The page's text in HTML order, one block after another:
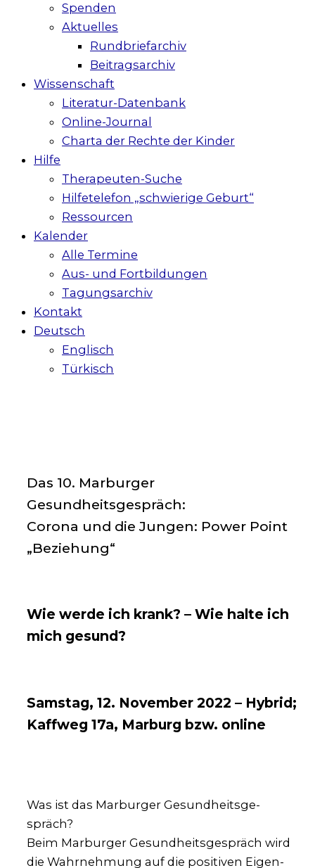
Spenden
Aktuelles
Rundbriefarchiv
Beitragsarchiv
Wissenschaft
Literatur-Datenbank
Online-Journal
Charta der Rechte der Kinder
Hilfe
Therapeuten-Suche
Hilfetelefon „schwierige Geburt“
Ressourcen
Kalender
Alle Termine
Aus- und Fortbildungen
Tagungsarchiv
Kontakt
Deutsch
Englisch
Türkisch
Das 10. Marburger
Gesundheitsgespräch:
Corona und die Jungen: Power Point
„Beziehung“
Wie werde ich krank? – Wie halte ich
mich gesund?
Samstag, 12. November 2022 – Hybrid;
Kaffweg 17a, Marburg bzw. online
Was ist das Mar­bur­ger Gesund­heits­ge­
spräch?
Beim Mar­bur­ger Gesund­heits­ge­spräch wird
die Wahr­neh­mung auf die posi­ti­ven Eigen­